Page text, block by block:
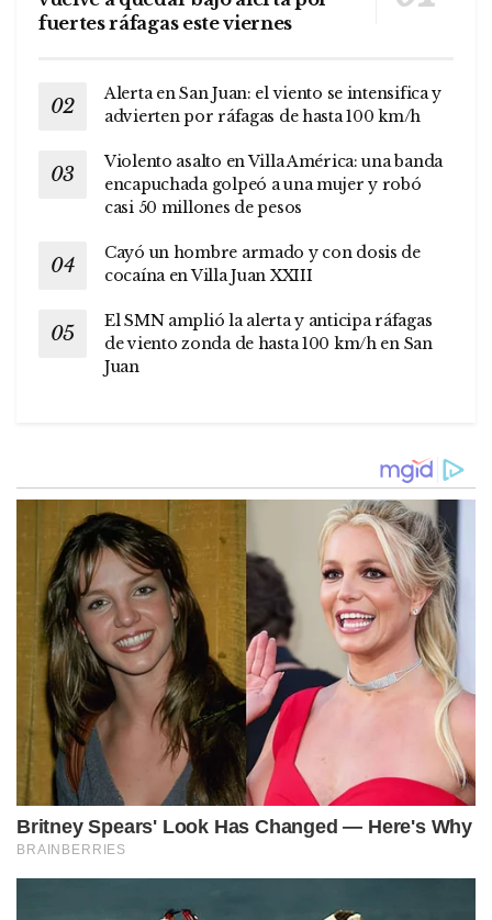
fuertes ráfagas este viernes
Alerta en San Juan: el viento se intensifica y
advierten por ráfagas de hasta 100 km/h
Violento asalto en Villa América: una banda
encapuchada golpeó a una mujer y robó
casi 50 millones de pesos
Cayó un hombre armado y con dosis de
cocaína en Villa Juan XXIII
El SMN amplió la alerta y anticipa ráfagas
de viento zonda de hasta 100 km/h en San
Juan